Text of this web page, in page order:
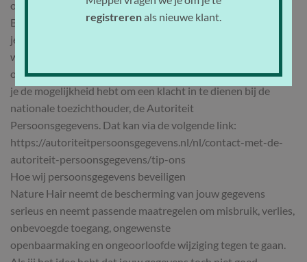
onderaan het paspoort), paspoortnummer en
Burgerservicenummer (BSN) zwart. Dit ter bescherming van
je privacy. We reageren zo snel mogelijk, maar binnen vier
weken,
op jouw verzoek . Nature Hair wil je er tevens op wijzen dat
je de mogelijkheid hebt om een klacht in te dienen bij de
nationale toezichthouder, de Autoriteit
Persoonsgegevens. Dat kan via de volgende link:
https://autoriteitpersoonsgegevens.nl/nl/contact-met-de-
autoriteit-persoonsgegevens/tip-ons
Hoe wij persoonsgegevens beveiligen
Nature Hair neemt de bescherming van jouw gegevens
serieus en neemt passende maatregelen om misbruik, verlies,
onbevoegde toegang, ongewenste
openbaarmaking en ongeoorloofde wijziging tegen te gaan.
registrerenals nieuwe klant.